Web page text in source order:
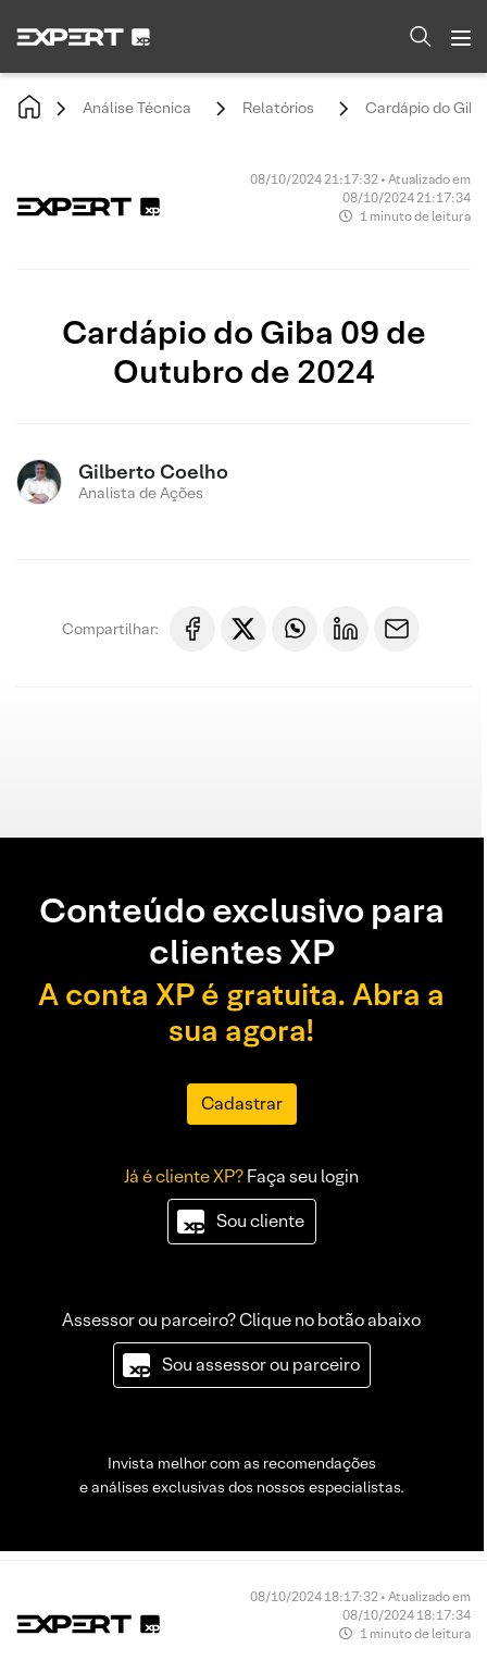
Análise Técnica Relatórios Cardápio do
08/10/2024 21:17:32 • Atualizado em
08/10/2024 21:17:34
1 minuto de leitura
Cardápio do Giba 09 de
Outubro de 2024
Gilberto Coelho
Analista de Ações
Compartilhar:
Conteúdo exclusivo para
clientes XP
A conta XP é gratuita. Abra a
sua agora!
Cadastrar
Já é cliente XP?Faça seu login
Sou cliente
Assessor ou parceiro? Clique no botão abaixo
Sou assessor ou parceiro
Invista melhor com as recomendações
e análises exclusivas dos nossos especialistas.
08/10/2024 18:17:32 • Atualizado em
08/10/2024 18:17:34
1 minuto de leitura